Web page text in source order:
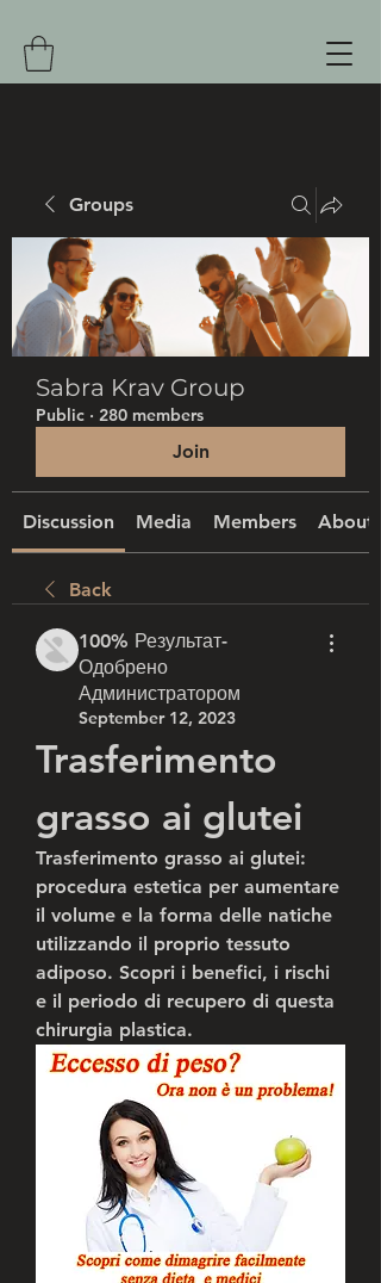
Groups
Sabra Krav Group
Public · 280 members
Join
Discussion Media Members About
Back
100% Результат-
Одобрено
Администратором
September 12, 2023
Trasferimento
grasso ai glutei
Trasferimento grasso ai glutei:
procedura estetica per aumentare
il volume e la forma delle natiche
utilizzando il proprio tessuto
adiposo. Scopri i benefici, i rischi
e il periodo di recupero di questa
chirurgia plastica.